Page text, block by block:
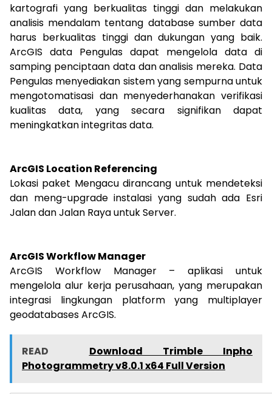
kartografi yang berkualitas tinggi dan melakukan
analisis mendalam tentang database sumber data
harus berkualitas tinggi dan dukungan yang baik.
ArcGIS data Pengulas dapat mengelola data di
samping penciptaan data dan analisis mereka. Data
Pengulas menyediakan sistem yang sempurna untuk
mengotomatisasi dan menyederhanakan verifikasi
kualitas data, yang secara signifikan dapat
meningkatkan integritas data.
ArcGIS Location Referencing
Lokasi paket Mengacu dirancang untuk mendeteksi
dan meng-upgrade instalasi yang sudah ada Esri
Jalan dan Jalan Raya untuk Server.
ArcGIS Workflow Manager
ArcGIS Workflow Manager – aplikasi untuk
mengelola alur kerja perusahaan, yang merupakan
integrasi lingkungan platform yang multiplayer
geodatabases ArcGIS.
READ
Download Trimble Inpho
Photogrammetry v8.0.1 x64 Full Version